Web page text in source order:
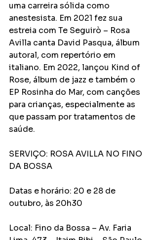
uma carreira sólida como
anestesista. Em 2021 fez sua
estreia com Te Seguirò – Rosa
Avilla canta David Pasqua, álbum
autoral, com repertório em
italiano. Em 2022, lançou Kind of
Rose, álbum de jazz e também o
EP Rosinha do Mar, com canções
para crianças, especialmente as
que passam por tratamentos de
saúde.
SERVIÇO: ROSA AVILLA NO FINO
DA BOSSA
Datas e horário: 20 e 28 de
outubro, às 20h30
Local: Fino da Bossa – Av. Faria